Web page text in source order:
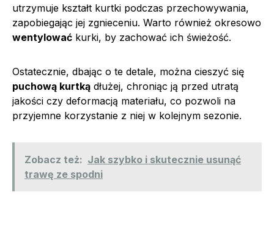
utrzymuje kształt kurtki podczas przechowywania,
zapobiegając jej zgnieceniu. Warto również okresowo
wentylować kurki, by zachować ich świeżość.
Ostatecznie, dbając o te detale, można cieszyć się
puchową kurtką dłużej, chroniąc ją przed utratą
jakości czy deformacją materiału, co pozwoli na
przyjemne korzystanie z niej w kolejnym sezonie.
Zobacz też: Jak szybko i skutecznie usunąć
trawę ze spodni